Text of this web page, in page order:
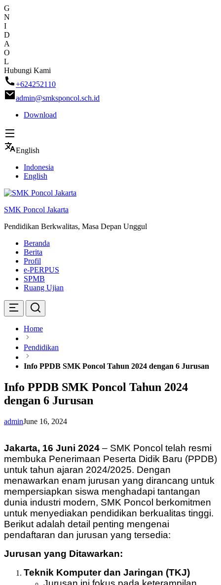
G
N
I
D
A
O
L
Skip
to
content
Hubungi Kami
+624252110
admin@smksponcol.sch.id
Download
English
Indonesia
English
SMK Poncol Jakarta
Pendidikan Berkwalitas, Masa Depan Unggul
Beranda
Berita
Profil
e-PERPUS
SPMB
Ruang Ujian
Home
Pendidikan
Info PPDB SMK Poncol Tahun 2024 dengan 6 Jurusan
Info PPDB SMK Poncol Tahun 2024
dengan 6 Jurusan
adminJune 16, 2024
Jakarta, 16 Juni 2024 – SMK Poncol telah resmi
membuka Penerimaan Peserta Didik Baru (PPDB)
untuk tahun ajaran 2024/2025. Dengan
menawarkan enam jurusan yang dirancang untuk
mempersiapkan siswa menghadapi tantangan
dunia industri modern, SMK Poncol berkomitmen
untuk menyediakan pendidikan berkualitas tinggi.
Berikut adalah detail penting mengenai
pendaftaran dan jurusan yang tersedia:
Jurusan yang Ditawarkan:
Teknik Komputer dan Jaringan (TKJ)